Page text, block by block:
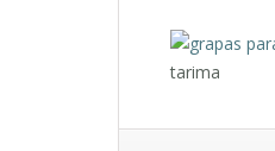
tarima